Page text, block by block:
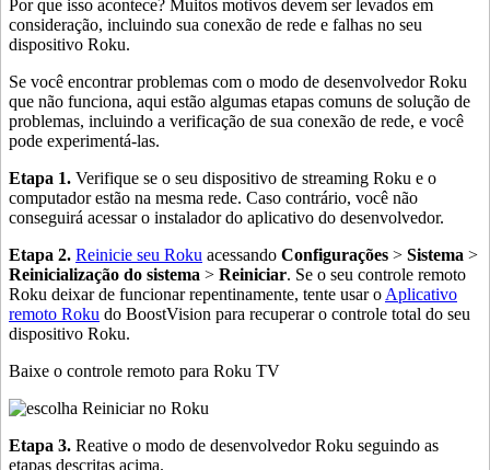
Por que isso acontece? Muitos motivos devem ser levados em
consideração, incluindo sua conexão de rede e falhas no seu
dispositivo Roku.
Se você encontrar problemas com o modo de desenvolvedor Roku
que não funciona, aqui estão algumas etapas comuns de solução de
problemas, incluindo a verificação de sua conexão de rede, e você
pode experimentá-las.
Etapa 1. Verifique se o seu dispositivo de streaming Roku e o
computador estão na mesma rede. Caso contrário, você não
conseguirá acessar o instalador do aplicativo do desenvolvedor.
Etapa 2. Reinicie seu Roku acessando Configurações > Sistema >
Reinicialização do sistema > Reiniciar. Se o seu controle remoto
Roku deixar de funcionar repentinamente, tente usar o Aplicativo
remoto Roku do BoostVision para recuperar o controle total do seu
dispositivo Roku.
Baixe o controle remoto para Roku TV
Etapa 3. Reative o modo de desenvolvedor Roku seguindo as
etapas descritas acima.